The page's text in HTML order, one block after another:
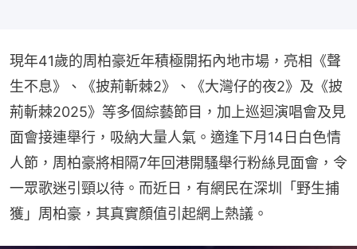
現年41歲的周柏豪近年積極開拓內地市場，亮相《聲
生不息》、《披荊斬棘2》、《大灣仔的夜2》及《披
荊斬棘2025》等多個綜藝節目，加上巡迴演唱會及見
面會接連舉行，吸納大量人氣。適逢下月14日白色情
人節，周柏豪將相隔7年回港開騷舉行粉絲見面會，令
一眾歌迷引頸以待。而近日，有網民在深圳「野生捕
獲」周柏豪，其真實顏值引起網上熱議。